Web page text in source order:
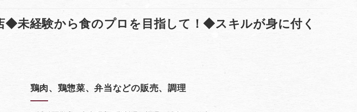
◆未経験から食のプロを目指して！◆スキルが身に付く
鶏肉、鶏惣菜、弁当などの販売、調理